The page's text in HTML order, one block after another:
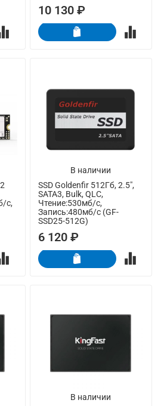
10 130 ₽
с,
В наличии
SSD Goldenfir 512Гб, 2.5",
SATA3, Bulk, QLC,
Чтение:530мб/с,
Запись:480мб/с (GF-
SSD25-512G)
6 120 ₽
В наличии